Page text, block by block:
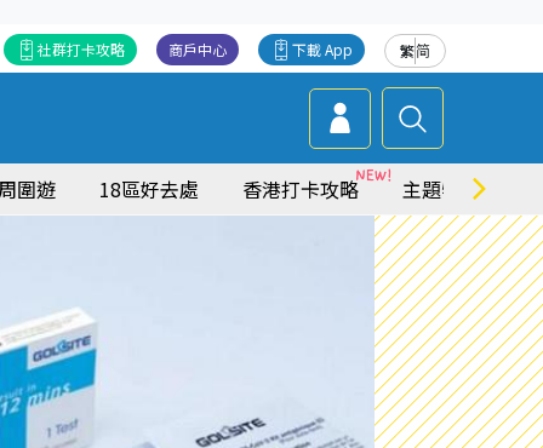
繁简
下載 App
商戶中心
社群打卡攻略
圍遊 18區好去處 香港打卡攻略 主題特集